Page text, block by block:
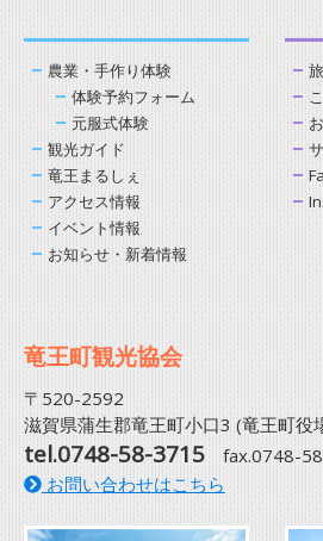
農業・手作り体験
体験予約フォーム
元服式体験
観光ガイド
竜王まるしぇ
アクセス情報
イベント情報
お知らせ・新着情報
竜王町観光協会
〒520-2592
滋賀県蒲生郡竜王町小口3 (竜王町役
tel.0748-58-3715 fax.0748-
お問い合わせはこちら